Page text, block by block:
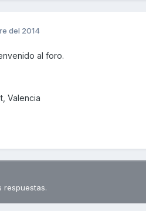
del 2014
al foro.
Valencia
respuestas.